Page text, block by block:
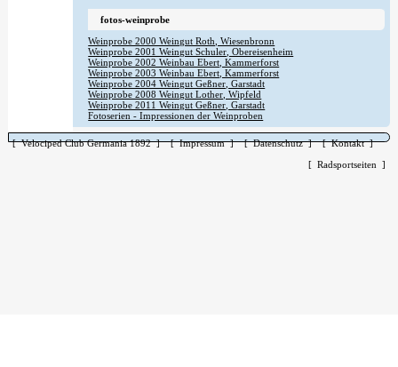
fotos-weinprobe
Weinprobe 2000 Weingut Roth, Wiesenbronn
Weinprobe 2001 Weingut Schuler, Obereisenheim
Weinprobe 2002 Weinbau Ebert, Kammerforst
Weinprobe 2003 Weinbau Ebert, Kammerforst
Weinprobe 2004 Weingut Geßner, Garstadt
Weinprobe 2008 Weingut Lother, Wipfeld
Weinprobe 2011 Weingut Geßner, Garstadt
Fotoserien - Impressionen der Weinproben
[ Velociped Club Germania 1892 ] [ Impressum ] [ Datenschutz ]
[ Kontakt ]
[ Radsportseiten ]